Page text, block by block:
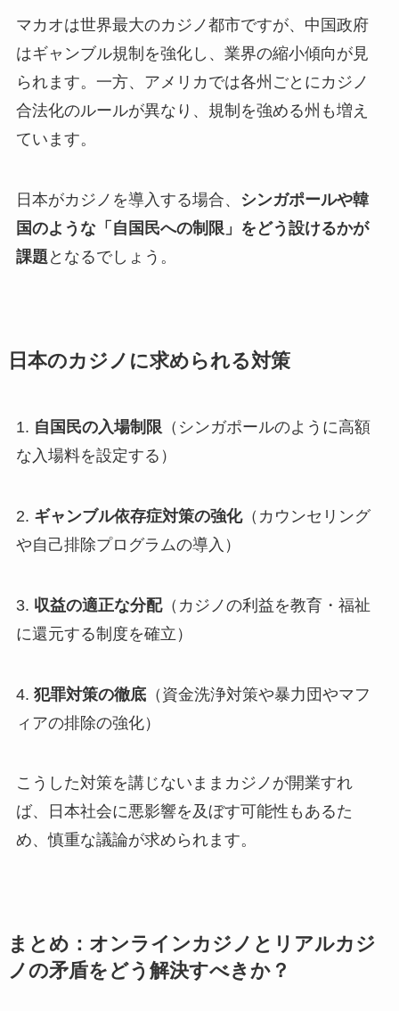
マカオは世界最大のカジノ都市ですが、中国政府
はギャンブル規制を強化し、業界の縮小傾向が見
られます。一方、アメリカでは各州ごとにカジノ
合法化のルールが異なり、規制を強める州も増え
ています。
日本がカジノを導入する場合、
シンガポールや韓
国のような「自国民への制限」をどう設けるかが
課題 となるでしょう。
日本のカジノに求められる対策
1. 自国民の入場制限（シンガポールのように高額
な入場料を設定する）
2. ギャンブル依存症対策の強化（カウンセリング
や自己排除プログラムの導入）
3. 収益の適正な分配（カジノの利益を教育・福祉
に還元する制度を確立）
4. 犯罪対策の徹底（資金洗浄対策や暴力団やマフ
ィアの排除の強化）
こうした対策を講じないままカジノが開業すれ
ば、日本社会に悪影響を及ぼす可能性もあるた
め、慎重な議論が求められます。
まとめ：オンラインカジノとリアルカジ
ノの矛盾をどう解決すべきか？